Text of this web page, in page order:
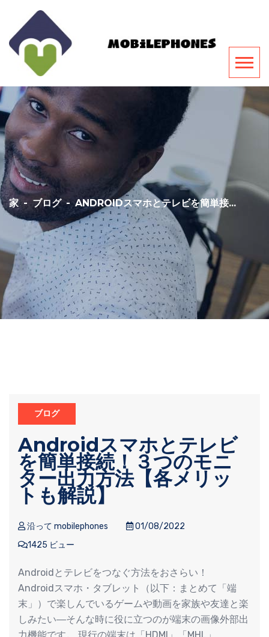
家 - ブログ - ANDROIDスマホとテレビを簡単接...
ブログ
Androidスマホとテレビ
を簡単接続！３つのモニ
ター出力方法【各メリッ
トも解説】
沿って mobilephones
01/08/2022
1425 ビュー
Androidとテレビをつなぐ方法をおさらい！
Androidスマホ・タブレット（以下：まとめて「端
末」）で楽しんでいるゲームや動画を家族や友達と楽
しみたい―そんな時に役に立つのが端末の画像外部出